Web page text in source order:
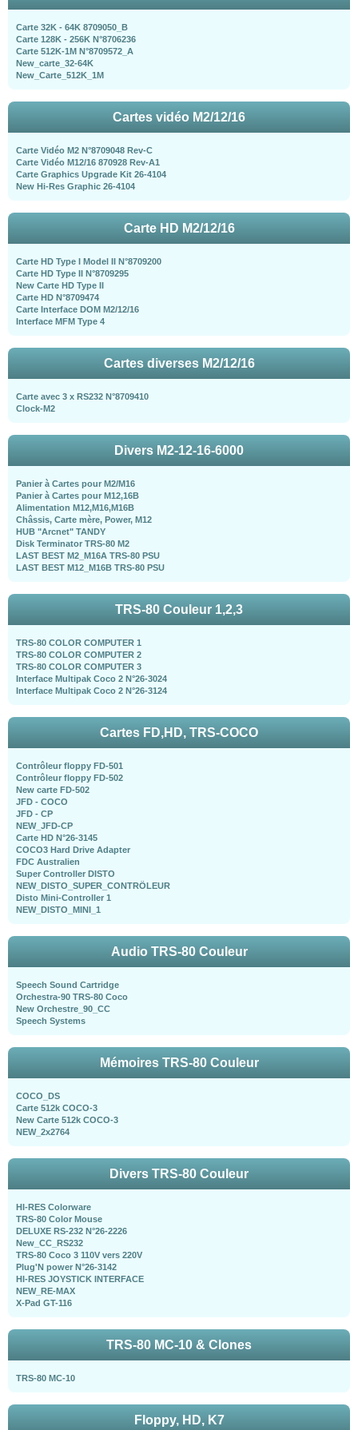
Carte 32K - 64K 8709050_B
Carte 128K - 256K N°8706236
Carte 512K-1M N°8709572_A
New_carte_32-64K
New_Carte_512K_1M
Cartes vidéo M2/12/16
Carte Vidéo M2 N°8709048 Rev-C
Carte Vidéo M12/16 870928 Rev-A1
Carte Graphics Upgrade Kit 26-4104
New Hi-Res Graphic 26-4104
Carte HD M2/12/16
Carte HD Type I Model II N°8709200
Carte HD Type II N°8709295
New Carte HD Type II
Carte HD N°8709474
Carte Interface DOM M2/12/16
Interface MFM Type 4
Cartes diverses M2/12/16
Carte avec 3 x RS232 N°8709410
Clock-M2
Divers M2-12-16-6000
Panier à Cartes pour M2/M16
Panier à Cartes pour M12,16B
Alimentation M12,M16,M16B
Châssis, Carte mère, Power, M12
HUB "Arcnet" TANDY
Disk Terminator TRS-80 M2
LAST BEST M2_M16A TRS-80 PSU
LAST BEST M12_M16B TRS-80 PSU
TRS-80 Couleur 1,2,3
TRS-80 COLOR COMPUTER 1
TRS-80 COLOR COMPUTER 2
TRS-80 COLOR COMPUTER 3
Interface Multipak Coco 2 N°26-3024
Interface Multipak Coco 2 N°26-3124
Cartes FD,HD, TRS-COCO
Contrôleur floppy FD-501
Contrôleur floppy FD-502
New carte FD-502
JFD - COCO
JFD - CP
NEW_JFD-CP
Carte HD N°26-3145
COCO3 Hard Drive Adapter
FDC Australien
Super Controller DISTO
NEW_DISTO_SUPER_CONTRÖLEUR
Disto Mini-Controller 1
NEW_DISTO_MINI_1
Audio TRS-80 Couleur
Speech Sound Cartridge
Orchestra-90 TRS-80 Coco
New Orchestre_90_CC
Speech Systems
Mémoires TRS-80 Couleur
COCO_DS
Carte 512k COCO-3
New Carte 512k COCO-3
NEW_2x2764
Divers TRS-80 Couleur
HI-RES Colorware
TRS-80 Color Mouse
DELUXE RS-232 N°26-2226
New_CC_RS232
TRS-80 Coco 3 110V vers 220V
Plug'N power N°26-3142
HI-RES JOYSTICK INTERFACE
NEW_RE-MAX
X-Pad GT-116
TRS-80 MC-10 & Clones
TRS-80 MC-10
Floppy, HD, K7